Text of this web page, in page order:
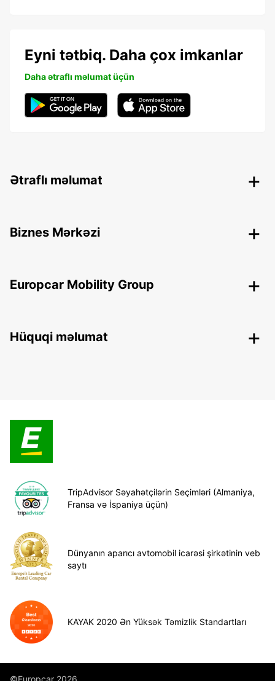
Eyni tətbiq. Daha çox imkanlar
Daha ətraflı məlumat üçün
Ətraflı məlumat
Biznes Mərkəzi
Europcar Mobility Group
Hüquqi məlumat
TripAdvisor Səyahətçilərin Seçimləri (Almaniya,
Fransa və İspaniya üçün)
Dünyanın aparıcı avtomobil icarəsi şirkətinin veb
saytı
KAYAK 2020 Ən Yüksək Təmizlik Standartları